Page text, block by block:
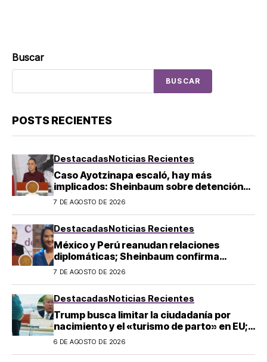
Buscar
BUSCAR
POSTS RECIENTES
DestacadasNoticias Recientes
Caso Ayotzinapa escaló, hay más
implicados: Sheinbaum sobre detención
de Ángel Aguirre
7 DE AGOSTO DE 2026
DestacadasNoticias Recientes
México y Perú reanudan relaciones
diplomáticas; Sheinbaum confirma
llegada de Betssy Chávez al país
7 DE AGOSTO DE 2026
DestacadasNoticias Recientes
Trump busca limitar la ciudadanía por
nacimiento y el «turismo de parto» en EU;
¿a quién afecta?
6 DE AGOSTO DE 2026